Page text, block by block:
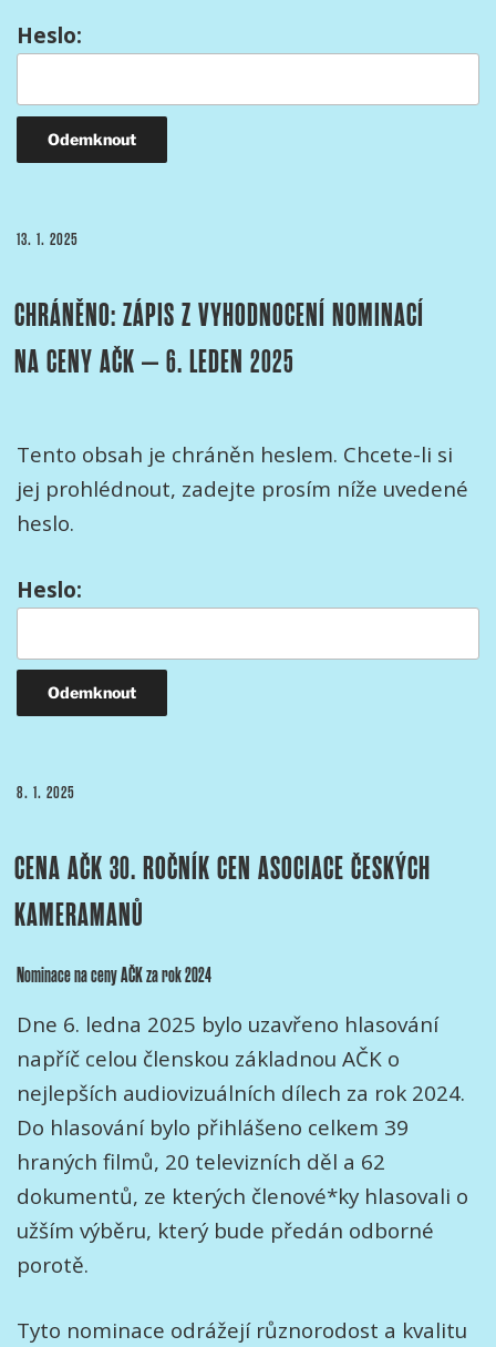
Heslo:
PUBLIKOVÁNO
13. 1. 2025
CHRÁNĚNO: ZÁPIS Z VYHODNOCENÍ NOMINACÍ
NA CENY AČK – 6. LEDEN 2025
Tento obsah je chráněn heslem. Chcete-li si
jej prohlédnout, zadejte prosím níže uvedené
heslo.
Heslo:
PUBLIKOVÁNO
8. 1. 2025
CENA AČK 30. ROČNÍK CEN ASOCIACE ČESKÝCH
KAMERAMANŮ
Nominace na ceny AČK za rok 2024
Dne 6. ledna 2025 bylo uzavřeno hlasování
napříč celou členskou základnou AČK o
nejlepších audiovizuálních dílech za rok 2024.
Do hlasování bylo přihlášeno celkem 39
hraných filmů, 20 televizních děl a 62
dokumentů, ze kterých členové*ky hlasovali o
užším výběru, který bude předán odborné
porotě.
Tyto nominace odrážejí různorodost a kvalitu